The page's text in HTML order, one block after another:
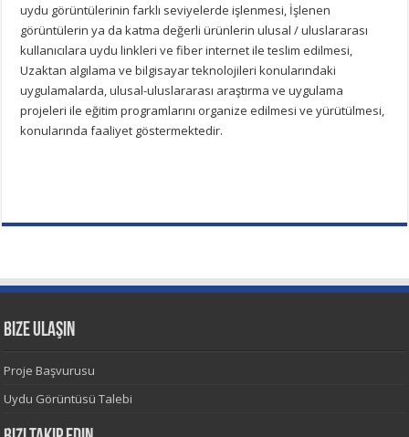
uydu görüntülerinin farklı seviyelerde işlenmesi, İşlenen
görüntülerin ya da katma değerli ürünlerin ulusal / uluslararası
kullanıcılara uydu linkleri ve fiber internet ile teslim edilmesi,
Uzaktan algılama ve bilgisayar teknolojileri konularındaki
uygulamalarda, ulusal-uluslararası araştırma ve uygulama
projeleri ile eğitim programlarını organize edilmesi ve yürütülmesi,
konularında faaliyet göstermektedir.
Bize Ulaşın
Proje Başvurusu
Uydu Görüntüsü Talebi